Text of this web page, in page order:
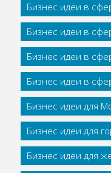
Бизнес идеи в
Бизнес идеи в
Бизнес идеи в
Бизнес идеи в
Бизнес идеи для
Бизнес идеи для
Бизнес идеи для